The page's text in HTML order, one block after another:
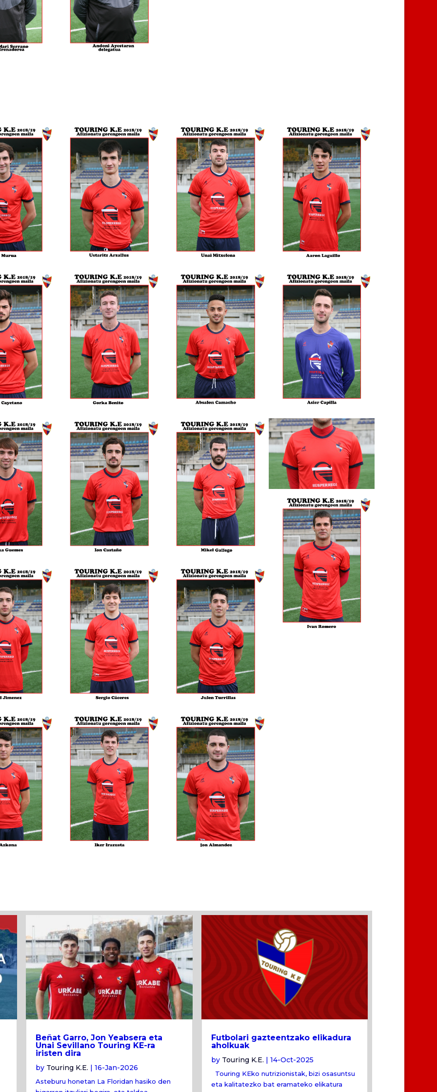
Beñat Garro, Jon Yeabsera eta
Unai Sevillano Touring KE-ra
iristen dira
by Touring K.E. |16-Jan-2026
Asteburu honetan La Floridan hasiko den
Futbolari gazteentzako elikadura
aholkuak
by Touring K.E. | 14-Oct-2025
Touring KEko nutrizionistak, bizi osasuntsu
eta kalitatezko bat eramateko elikatura